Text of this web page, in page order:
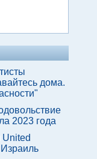
дома.
2023 года